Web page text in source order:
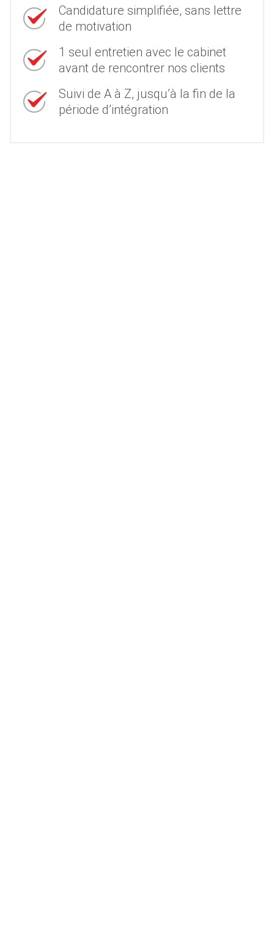
Candidature simplifiée, sans lettre
de motivation
1 seul entretien avec le cabinet
avant de rencontrer nos clients
Suivi de A à Z, jusqu’à la fin de la
période d’intégration